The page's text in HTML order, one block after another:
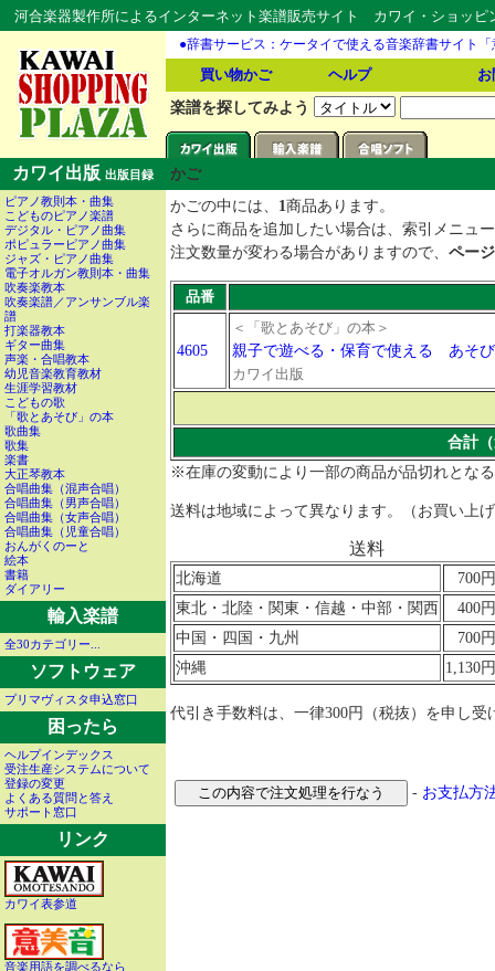
河合楽器製作所によるインターネット楽譜販売サイト カワイ・ショッ
●辞書サービス：ケータイで使える音楽辞書サイト
買い物かご ヘルプ
楽譜を探してみよう
カワイ出版 出版目録
ピアノ教則本・曲集
こどものピアノ楽譜
デジタル・ピアノ曲集
ポピュラーピアノ曲集
ジャズ・ピアノ曲集
電子オルガン教則本・曲集
吹奏楽教本
吹奏楽譜／アンサンブル楽
譜
打楽器教本
ギター曲集
声楽・合唱教本
幼児音楽教育教材
生涯学習教材
こどもの歌
「歌とあそび」の本
歌曲集
歌集
楽書
大正琴教本
合唱曲集（混声合唱）
合唱曲集（男声合唱）
合唱曲集（女声合唱）
合唱曲集（児童合唱）
おんがくのーと
絵本
書籍
ダイアリー
輸入楽譜
全30カテゴリー...
ソフトウェア
プリマヴィスタ申込窓口
困ったら
ヘルプインデックス
受注生産システムについて
登録の変更
よくある質問と答え
サポート窓口
リンク
カワイ表参道
音楽用語を調べるなら
かご
かごの中には、 1商品あります。
さらに商品を追加したい場合は、索引メニュ
注文数量が変わる場合がありますので、 ペー
品番
4605
＜「歌とあそび」の本＞
親子で遊べる・保育で使える あそ
カワイ出版
合計
※在庫の変動により一部の商品が品切れとな
送料は地域によって異なります。（お買い上
送料
北海道
700
東北・北陸・関東・信越・中部・関西
400
中国・四国・九州
700
沖縄
1,130
代引き手数料は、一律300円（税抜）を申し受
- お支払方